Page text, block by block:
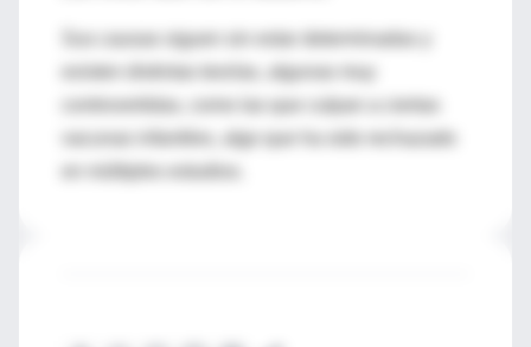
Sus causas siguen sin estar determinadas y
existen distintas teorías, algunas muy
vacunas infantiles, algo que ha sido rechazado